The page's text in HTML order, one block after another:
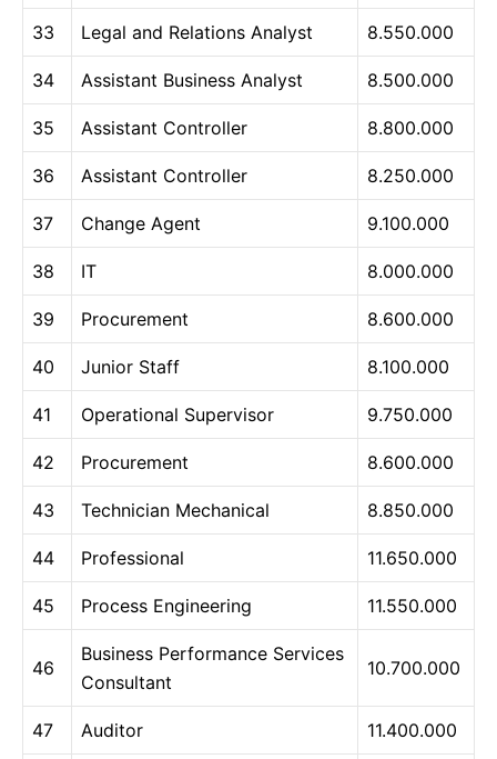
33 Legal and Relations Analyst 8.550.000
34 Assistant Business Analyst 8.500.000
35 Assistant Controller 8.800.000
36 Assistant Controller 8.250.000
37 Change Agent 9.100.000
38 IT 8.000.000
39 Procurement 8.600.000
40 Junior Staff 8.100.000
41 Operational Supervisor 9.750.000
42 Procurement 8.600.000
43 Technician Mechanical 8.850.000
44 Professional 11.650.000
45 Process Engineering 11.550.000
46
Business Performance Services
Consultant
10.700.000
47 Auditor 11.400.000